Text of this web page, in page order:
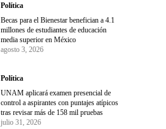
Política
Becas para el Bienestar benefician a 4.1
millones de estudiantes de educación
media superior en México
agosto 3, 2026
Política
UNAM aplicará examen presencial de
control a aspirantes con puntajes atípicos
tras revisar más de 158 mil pruebas
julio 31, 2026